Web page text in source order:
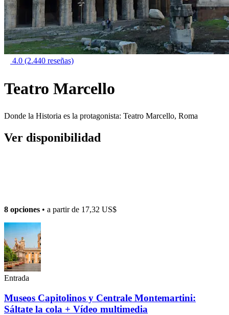
4.0 (2.440 reseñas)
Teatro Marcello
Donde la Historia es la protagonista: Teatro Marcello, Roma
Ver disponibilidad
8 opciones • a partir de 17,32 US$
Entrada
Museos Capitolinos y Centrale Montemartini:
Sáltate la cola + Vídeo multimedia